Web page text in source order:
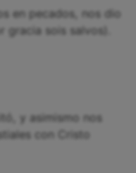
en pecados, nos dio
sois salvos).
y asimismo nos
con Cristo